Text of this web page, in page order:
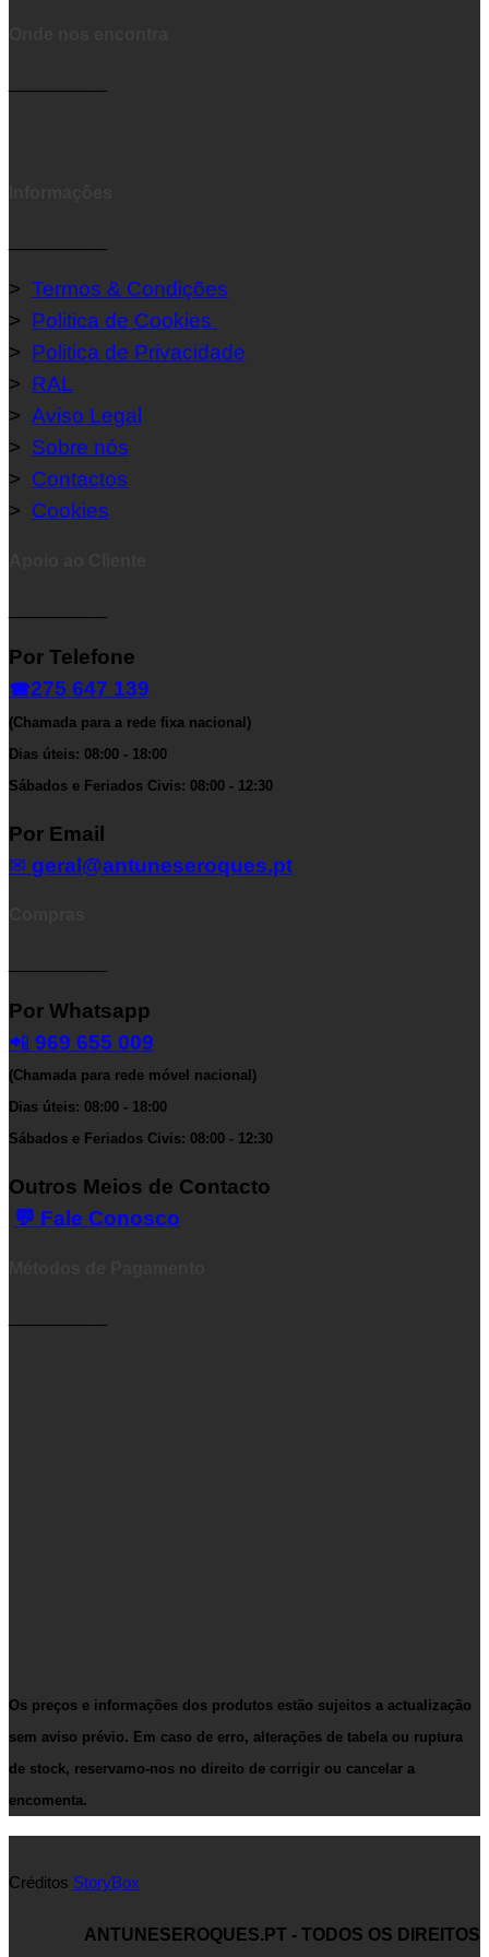
> Termos & Condições
> Politica de Cookies
> Politica de Privacidade
> RAL
> Aviso Legal
> Sobre nós
> Contactos
> Cookies
Por Telefone
☎275 647 139
(Chamada para a rede fixa nacional)
Dias úteis: 08:00 - 18:00
Sábados e Feriados Civis: 08:00 - 12:30
Por Email
✉ geral@antuneseroques.pt
Por Whatsapp
📲 969 655 009
(Chamada para rede móvel nacional)
Dias úteis: 08:00 - 18:00
Sábados e Feriados Civis: 08:00 - 12:30
Outros Meios de Contacto
💬 Fale Conosco
Os preços e informações dos produtos estão sujeitos a actualização
sem aviso prévio. Em caso de erro, alterações de tabela ou ruptura
de stock, reservamo-nos no direito de corrigir ou cancelar a
encomenta.
Créditos StoryBox
ANTUNESEROQUES.PT - TODOS OS DIREITOS